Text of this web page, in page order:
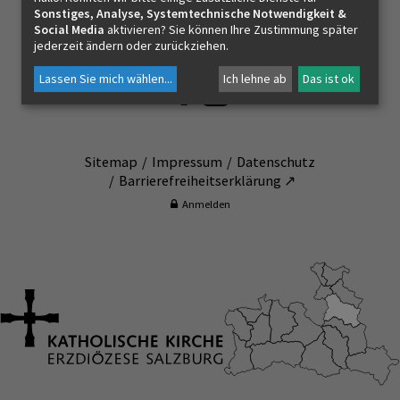
KONTAKT
Pfarrverband Hallein
Zechnerstr. 3
5400 - Hallein
Sitemap Impressum
Datenschutz
Barrierefreiheitserklärung ↗
Anmelden
Sonstiges, Analyse, Systemtechnische Notwendigkeit &
Social Media aktivieren? Sie können Ihre Zustimmung später
jederzeit ändern oder zurückziehen.
Lassen Sie mich wählen... Ich lehne ab Das ist ok